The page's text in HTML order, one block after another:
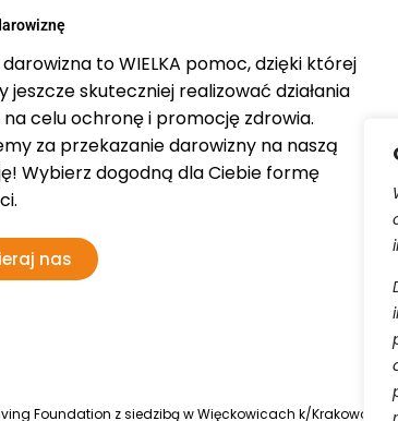
darowizna to WIELKA pomoc, dzięki której
jeszcze skuteczniej realizować działania
celu ochronę i promocję zdrowia.
za przekazanie darowizny na naszą
Wybierz dogodną dla Ciebie formę
nas
Foundation z siedzibą w Więckowicach k/Krakowa,